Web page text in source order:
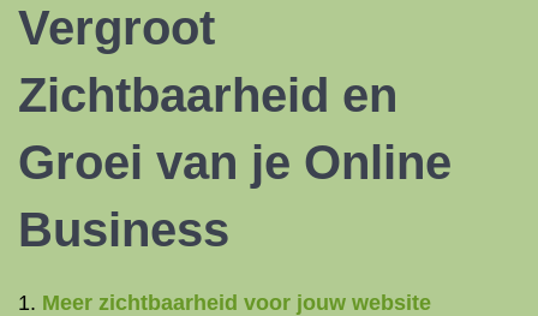
Vergroot
Zichtbaarheid en
Groei van je Online
Business
Meer zichtbaarheid voor jouw website